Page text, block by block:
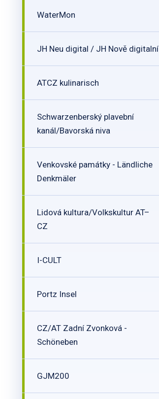
WaterMon
JH Neu digital / JH Nově digitalní
ATCZ kulinarisch
Schwarzenberský plavební
kanál/Bavorská niva
Venkovské památky - Ländliche
Denkmäler
Lidová kultura/Volkskultur AT–
CZ
I-CULT
Portz Insel
CZ/AT Zadní Zvonková -
Schöneben
GJM200